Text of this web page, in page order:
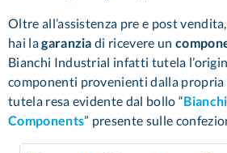
Oltre all’assistenza pre e post
hai lagaranziadi ricevere un
Bianchi Industrial infatti tutela
componenti provenienti dalla
tutela resa evidente dal bollo “
Components” presente sulle